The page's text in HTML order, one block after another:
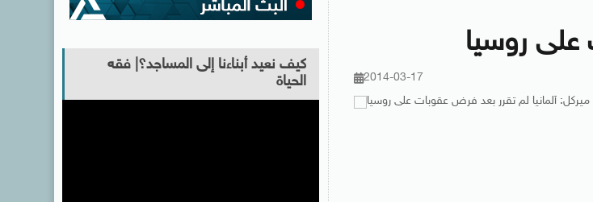
على روسيا
2014-03-17
كيف نعيد أبناءنا إلى المساجد؟| فقه
الحياة